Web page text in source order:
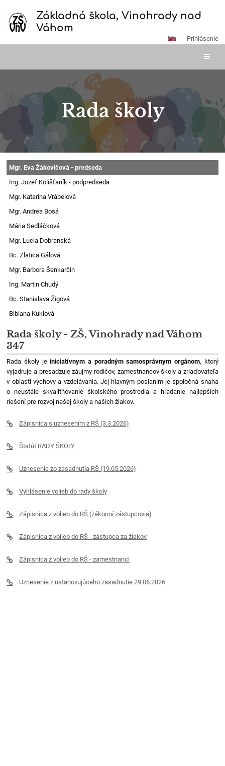
Základná škola, Vinohrady nad
Váhom
Prihlásenie
Rada školy
Rada
školy
Mgr. Eva Žákovičová - predseda
Ing. Jozef Kolišťaník - podpredseda
Mgr. Katarína Vrábelová
Mgr. Andrea Bosá
Mária Sedláčková
Mgr. Lucia Dobranská
Bc. Zlatica Gálová
Mgr. Barbora Šenkarčin
Ing. Martin Chudý
Bc. Stanislava Žigová
Bibiana Kuklová
Rada školy - ZŠ, Vinohrady nad Váhom
347
Rada školy jeiniciatívnym a poradným samosprávnym orgánom, ktorý
vyjadruje a presadzuje záujmy rodičov, zamestnancov školy a zriaďovateľa
v oblasti výchovy a vzdelávania. Jej hlavným poslaním je spoločná snaha
o neustále skvalitňovanie školského prostredia a hľadanie najlepších
riešení pre rozvoj našej školy a našich žiakov.
Zápisnica s uznesením z RŠ (3.3.2026)
Štatút RADY ŠKOLY
Uznesenie zo zasadnutia RŠ (19.05.2026)
Vyhlásenie volieb do rady školy
Zápisnica z volieb do RŠ (zákonní zástupcovia)
Zápisnica z volieb do RŠ - zástupca za žiakov
Zápisnica z volieb do RŠ - zamestnanci
Uznesenie z ustanovujúceho zasadnutie 29.06.2026